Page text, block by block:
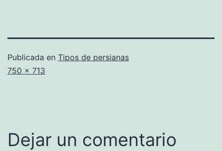
Publicada en Tipos de persianas
Tamaño
750 × 713
Dejar un comentario